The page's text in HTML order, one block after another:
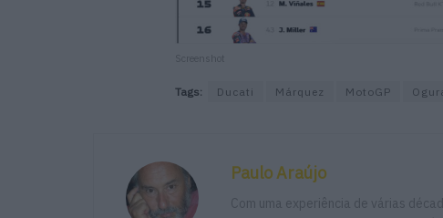
Screenshot
Tags: Ducati Márquez MotoGP
Paulo Araújo
Com uma experiência de várias